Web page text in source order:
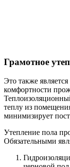
Грамотное
Это также
комфортности
теплу из
минимизирует
Утепление пола
Обязательными